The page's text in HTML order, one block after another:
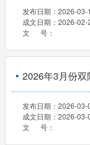
发布日期： 2026-03-
成文日期： 2026-02-
文 号：
2026年3月份
发布日期： 2026-03-
成文日期： 2026-03-
文 号：